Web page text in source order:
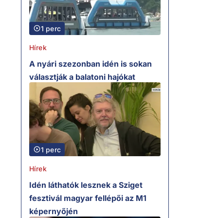
1 perc
Hírek
A nyári szezonban idén is sokan
választják a balatoni hajókat
1 perc
Hírek
Idén láthatók lesznek a Sziget
fesztivál magyar fellépői az M1
képernyőjén